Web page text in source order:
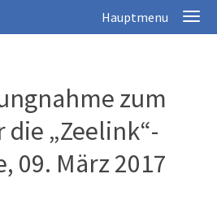
zum
„Zeelink“-
09. März 2017